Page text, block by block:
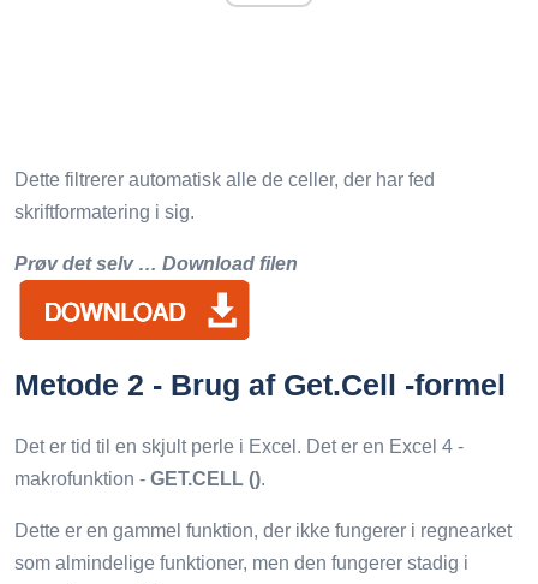
Dette filtrerer automatisk alle de celler, der har fed
skriftformatering i sig.
Prøv det selv … Download filen
Metode 2 - Brug af Get.Cell -formel
Det er tid til en skjult perle i Excel. Det er en Excel 4 -
makrofunktion - GET.CELL ().
Dette er en gammel funktion, der ikke fungerer i regnearket
som almindelige funktioner, men den fungerer stadig i